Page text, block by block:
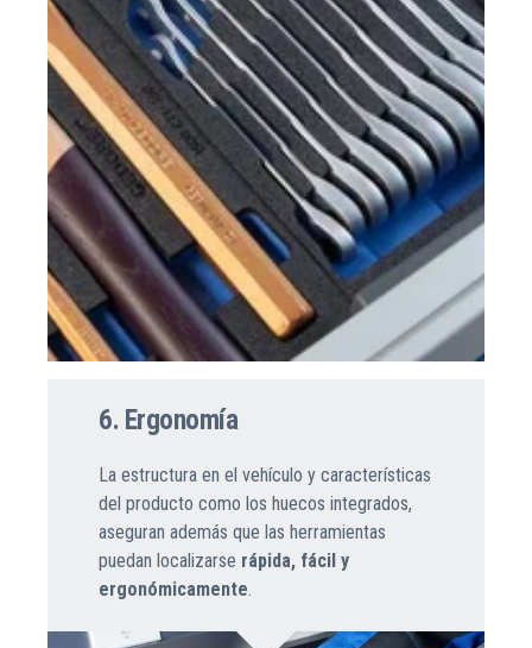
6. Ergonomía
La estructura en el vehículo y características
del producto como los huecos integrados,
aseguran además que las herramientas
puedan localizarse rápida, fácil y
ergonómicamente.